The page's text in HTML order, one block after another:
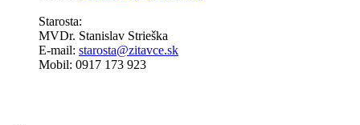
Starosta:
MVDr. Stanislav Strieška
E-mail: starosta@zitavce.sk
Mobil: 0917 173 923